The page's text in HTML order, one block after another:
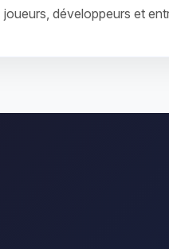
joueurs, développeurs et